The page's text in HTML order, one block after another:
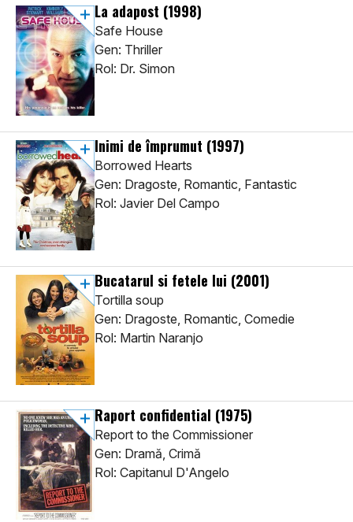
La adapost (1998)
Safe House
Gen: Thriller
Rol: Dr. Simon
Inimi de împrumut (1997)
Borrowed Hearts
Gen: Dragoste, Romantic, Fantastic
Rol: Javier Del Campo
Bucatarul si fetele lui (2001)
Tortilla soup
Gen: Dragoste, Romantic, Comedie
Rol: Martin Naranjo
Raport confidential (1975)
Report to the Commissioner
Gen: Dramă, Crimă
Rol: Capitanul D'Angelo